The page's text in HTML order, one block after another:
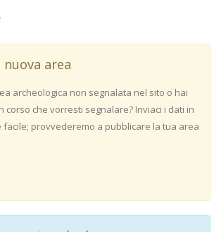
nuova area
archeologica non segnalata nel sito o hai
corso che vorresti segnalare? Inviaci i dati in
facile; provvederemo a pubblicare la tua area